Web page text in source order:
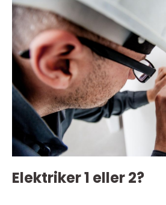
Elektriker 1 eller 2?